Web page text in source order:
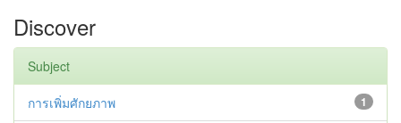
Discover
Subject
1
การเพิ่มศักยภาพ